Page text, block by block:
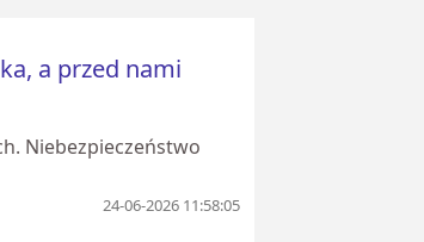
a przed nami
Niebezpieczeństwo
24-06-2026 11:58:05